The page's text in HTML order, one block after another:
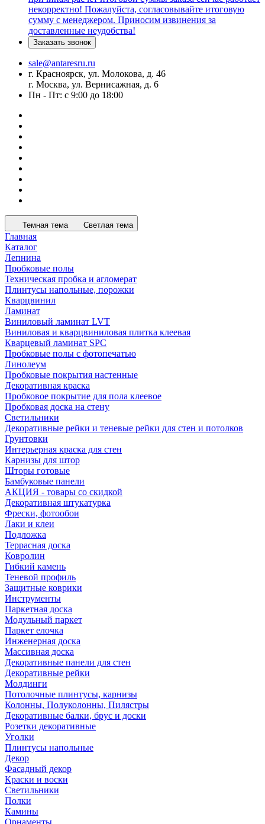
некорректно! Пожалуйста, согласовывайте итоговую
сумму с менеджером. Приносим извинения за
доставленные неудобства!
Заказать звонок
sale@antaresru.ru
г. Красноярск, ул. Молокова, д. 46
г. Москва, ул. Вернисажная, д. 6
Пн - Пт: с 9:00 до 18:00
Темная тема Светлая тема
Главная
Каталог
Лепнина
Пробковые полы
Техническая пробка и агломерат
Плинтусы напольные, порожки
Кварцвинил
Ламинат
Виниловый ламинат LVT
Виниловая и кварцвиниловая плитка клеевая
Кварцевый ламинат SPC
Пробковые полы с фотопечатью
Линолеум
Пробковые покрытия настенные
Декоративная краска
Пробковое покрытие для пола клеевое
Пробковая доска на стену
Светильники
Декоративные рейки и теневые рейки для стен и потолков
Грунтовки
Интерьерная краска для стен
Карнизы для штор
Шторы готовые
Бамбуковые панели
АКЦИЯ - товары со скидкой
Декоративная штукатурка
Фрески, фотообои
Лаки и клеи
Подложка
Террасная доска
Ковролин
Гибкий камень
Теневой профиль
Защитные коврики
Инструменты
Паркетная доска
Модульный паркет
Паркет елочка
Инженерная доска
Массивная доска
Декоративные панели для стен
Декоративные рейки
Молдинги
Потолочные плинтусы, карнизы
Колонны, Полуколонны, Пилястры
Декоративные балки, брус и доски
Розетки декоративные
Уголки
Плинтусы напольные
Декор
Фасадный декор
Краски и воски
Светильники
Полки
Камины
Орнаменты